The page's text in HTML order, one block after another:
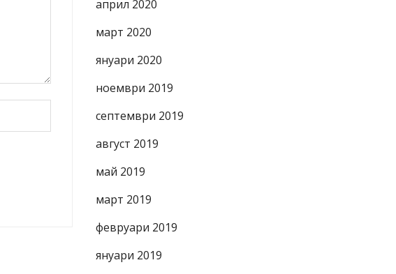
април 2020
март 2020
януари 2020
ноември 2019
септември 2019
август 2019
май 2019
март 2019
февруари 2019
януари 2019